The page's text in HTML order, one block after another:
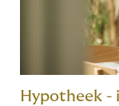
Hypotheek -